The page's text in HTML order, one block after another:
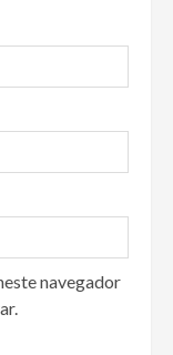
navegador